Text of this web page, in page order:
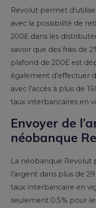
Revolut permet
avec la possibilité de
200£ dans les
savoir que des frais de
plafond de 200£ est
également d’effectuer
avec l’accès à plus de
taux interbancaires en
Envoyer de
néobanque
La néobanque Revolut
l’argent dans plus de
taux interbancaire en
seulement 0.5% pour